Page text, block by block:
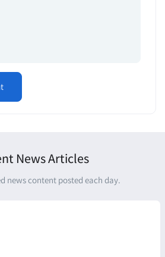
News Articles
news content posted each day.